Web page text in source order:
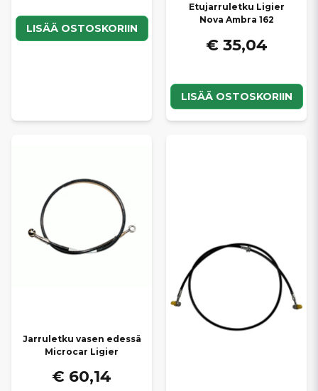
LISÄÄ OSTOSKORIIN
Etujarruletku Ligier
Nova Ambra 162
€ 35,04
LISÄÄ OSTOSKORIIN
Jarruletku vasen edessä
Microcar Ligier
€ 60,14